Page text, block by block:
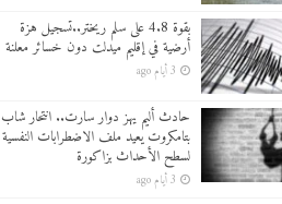
بقوة 4.8 على سلم ريختر..تسجيل هزة
أرضية في إقليم ميدلت دون خسائر معلنة
3 أيام ago
حادث أليم يهز دوار سارت.. انتحار شاب
بتامكروت يعيد ملف الاضطرابات النفسية
لسطح الأحداث بزاكورة
3 أيام ago